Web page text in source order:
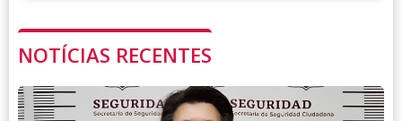
NOTÍCIAS RECENTES